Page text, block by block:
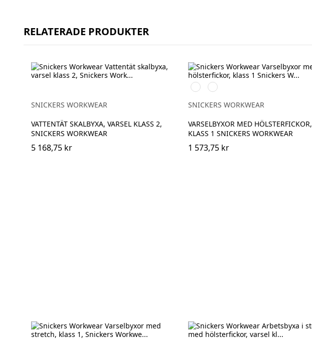
RELATERADE PRODUKTER
SNICKERS WORKWEAR
VATTENTÄT SKALBYXA, VARSEL KLASS 2,
SNICKERS WORKWEAR
5 168,75 kr
High
vis
yellow\Black
High
vis
orange\Black
SNICKERS WORKWEAR
VARSELBYXOR MED HÖLSTERFICKOR,
KLASS 1 SNICKERS WORKWEAR
1 573,75 kr